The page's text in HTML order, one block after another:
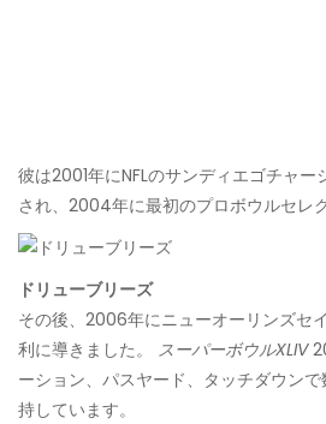
彼は2001年にNFLのサンディエゴチャー
され、2004年に最初のプロボウルセレ
ドリューブリーズ
その後、2006年にニューオーリンズセ
利に導きました。 スーパーボウルXLIV
ーション、パスヤード、タッチダウン
持しています。